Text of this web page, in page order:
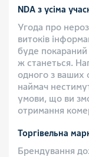
NDA з усіма
Угода про
витоків
буде покараний
ж станеться.
одного з ваших
наймач
умови, що ви
отримання
Торгівельна
Брендування